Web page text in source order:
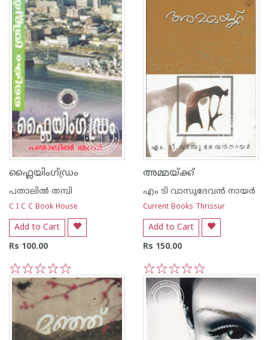
ഫ്ലൈയിംഗ്‌ഡ്രം
പതാലില്‍ തമ്പി
C I C C Book House
Add to Cart
Rs 100.00
5
4
3
2
1
അമ്മയ്‌ക്ക്
എം ടി വാസുദേവന്‍ നായര്‍
Current Books Thrissur
Add to Cart
Rs 150.00
5
4
3
2
1